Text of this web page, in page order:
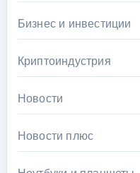
Бизнес и инвестиции
Криптоиндустрия
Новости
Новости плюс